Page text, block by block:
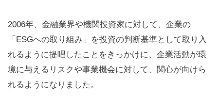
2006年、金融業界や機関投資家に対して、企業の
「ESGへの取り組み」を投資の判断基準として取り入
れるように提唱したことをきっかけに、企業活動が環
境に与えるリスクや事業機会に対して、関心が向けら
れるようになりました。